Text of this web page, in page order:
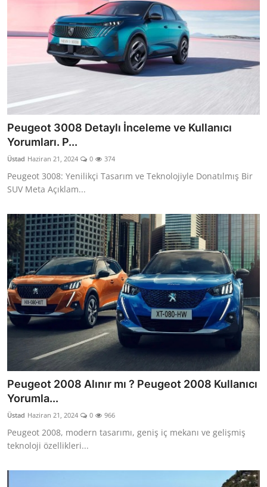
Peugeot 3008 Detaylı İnceleme ve Kullanıcı
Yorumları. P...
Üstad Haziran 21, 2024 0 374
Peugeot 3008: Yenilikçi Tasarım ve Teknolojiyle Donatılmış Bir
SUV Meta Açıklam...
Peugeot 2008 Alınır mı ? Peugeot 2008 Kullanıcı
Yorumla...
Üstad Haziran 21, 2024 0 966
Peugeot 2008, modern tasarımı, geniş iç mekanı ve gelişmiş
teknoloji özellikleri...